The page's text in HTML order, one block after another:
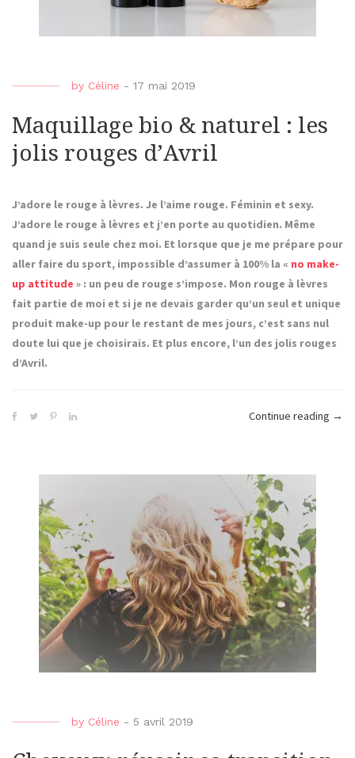
by Céline - 17 mai 2019
Maquillage bio & naturel : les
jolis rouges d’Avril
J’adore le rouge à lèvres. Je l’aime rouge. Féminin et sexy.
J’adore le rouge à lèvres et j’en porte au quotidien. Même
quand je suis seule chez moi. Et lorsque que je me prépare pour
aller faire du sport, impossible d’assumer à 100% la « no make-
up attitude » : un peu de rouge s’impose. Mon rouge à lèvres
fait partie de moi et si je ne devais garder qu’un seul et unique
produit make-up pour le restant de mes jours, c’est sans nul
doute lui que je choisirais. Et plus encore, l’un des jolis rouges
d’Avril.
Continue reading «
→
by Céline - 5 avril 2019